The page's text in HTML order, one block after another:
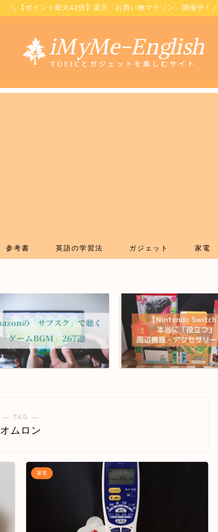
＼【ポイント最大42倍】楽天「お買い物マラソン」開催中！／
参考書 英語の学習法 ガジェット 家電
― TAG ―
オムロン
家電